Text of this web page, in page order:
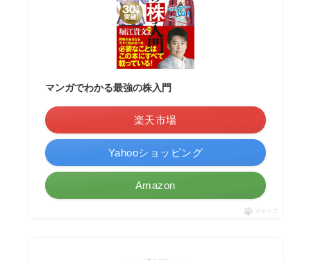
マンガでわかる最強の株入門
楽天市場
Yahooショッピング
Amazon
ポチップ